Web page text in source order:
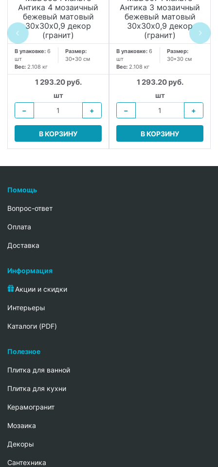
Антика 4 мозаичный
бежевый матовый
30х30х0,9 декор
(гранит)
В упаковке: 6
шт
Размер:
30*30 см
Вес: 2.108 кг
1 293.20 руб.
шт
−
+
В КОРЗИНУ
Антика 3 мозаичный
бежевый матовый
30х30х0,9 декор
(гранит)
В упаковке: 6
шт
Размер:
30*30 см
Вес: 2.108 кг
1 293.20 руб.
шт
−
+
В КОРЗИНУ
Помощь
Вопрос-ответ
Oплата
Доставка
Информация
Акции и скидки
Интерьеры
Каталоги (PDF)
Полезное
Плитка для ванной
Плитка для кухни
Керамогранит
Мозаика
Декоры
Сантехника